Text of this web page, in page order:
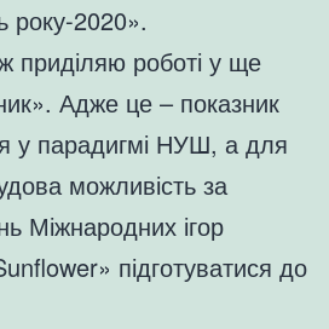
року-2020».
приділяю роботі у ще
Адже це – показник
у парадигмі НУШ, а для
можливість за
Міжнародних ігор
підготуватися до